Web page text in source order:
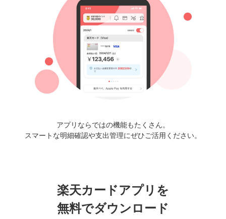
アプリならではの機能もたくさん。
スマートな明細確認や支出管理にぜひご活用ください。
楽天カードアプリを
無料でダウンロード